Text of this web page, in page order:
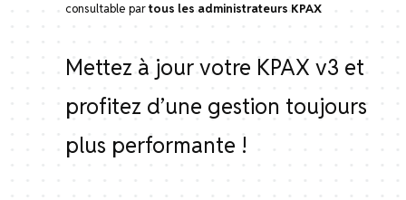
consultable partous les administrateurs KPAX
Mettez à jour votre KPAX v3 et
profitez d’une gestion toujours
plus performante !